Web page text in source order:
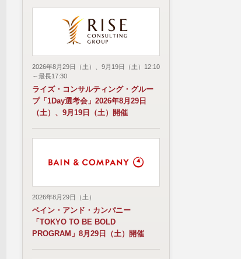
2026年8月29日（土）、9月19日（土）12:10
～最長17:30
ライズ・コンサルティング・グルー
プ「1Day選考会」2026年8月29日
（土）、9月19日（土）開催
2026年8月29日（土）
ベイン・アンド・カンパニー
「TOKYO TO BE BOLD
PROGRAM」8月29日（土）開催